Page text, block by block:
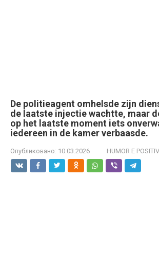
De politieagent omhelsde zijn
de laatste injectie wachtte, maar
op het laatste moment iets
iedereen in de kamer verbaasde.
Опубликовано: 10.03.2026 HUMOR E